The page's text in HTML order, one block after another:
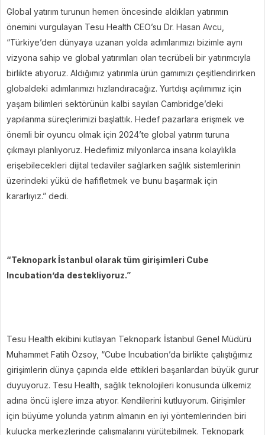
Global yatırım turunun hemen öncesinde aldıkları yatırımın
önemini vurgulayan Tesu Health CEO’su Dr. Hasan Avcu,
“Türkiye’den dünyaya uzanan yolda adımlarımızı bizimle aynı
vizyona sahip ve global yatırımları olan tecrübeli bir yatırımcıyla
birlikte atıyoruz. Aldığımız yatırımla ürün gamımızı çeşitlendirirken
globaldeki adımlarımızı hızlandıracağız. Yurtdışı açılımımız için
yaşam bilimleri sektörünün kalbi sayılan Cambridge’deki
yapılanma süreçlerimizi başlattık. Hedef pazarlara erişmek ve
önemli bir oyuncu olmak için 2024’te global yatırım turuna
çıkmayı planlıyoruz. Hedefimiz milyonlarca insana kolaylıkla
erişebilecekleri dijital tedaviler sağlarken sağlık sistemlerinin
üzerindeki yükü de hafifletmek ve bunu başarmak için
kararlıyız.” dedi.
“Teknopark İstanbul olarak tüm girişimleri Cube
Incubation’da destekliyoruz.”
Tesu Health ekibini kutlayan Teknopark İstanbul Genel Müdürü
Muhammet Fatih Özsoy, “Cube Incubation’da birlikte çalıştığımız
girişimlerin dünya çapında elde ettikleri başarılardan büyük gurur
duyuyoruz. Tesu Health, sağlık teknolojileri konusunda ülkemiz
adına öncü işlere imza atıyor. Kendilerini kutluyorum. Girişimler
için büyüme yolunda yatırım almanın en iyi yöntemlerinden biri
kuluçka merkezlerinde çalışmalarını yürütebilmek. Teknopark